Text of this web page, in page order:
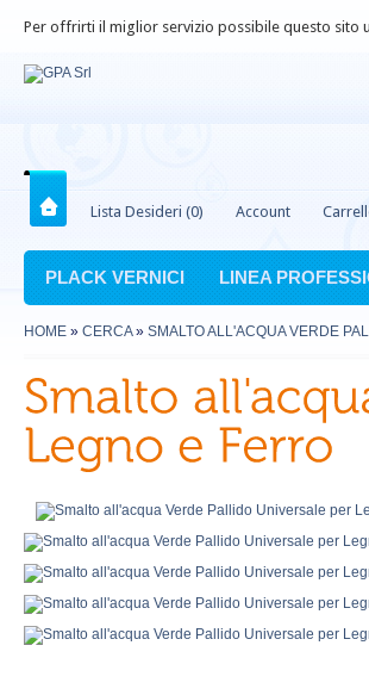
Per offrirti il miglior servizio possibile questo sito
Lista Desideri (0) Account
PLACK VERNICI LINEA
HOME » CERCA» SMALTO ALL'ACQUA VERDE